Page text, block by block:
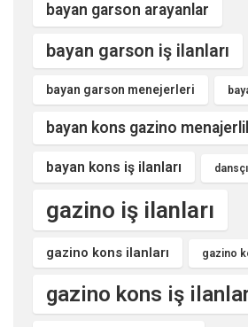
bayan garson arayanlar
bayan garson iş ilanları
bayan garson menejerleri
bayan kons gazino
bayan kons iş ilanları
gazino iş ilanları
gazino kons ilanları gazino
gazino kons iş